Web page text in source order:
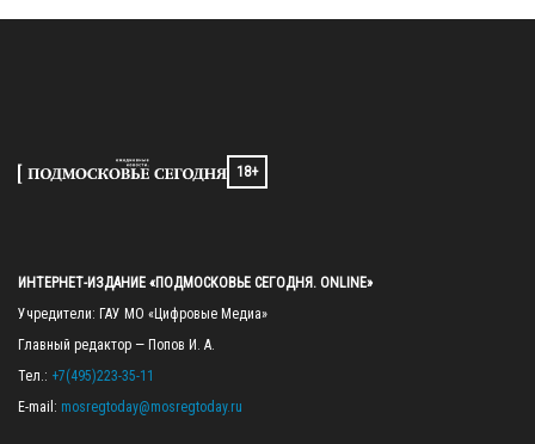
18+
ИНТЕРНЕТ-ИЗДАНИЕ «ПОДМОСКОВЬЕ СЕГОДНЯ. ONLINE»
Учредители: ГАУ МО «Цифровые Медиа»
Главный редактор — Попов И. А.
Тел.: +7(495)223-35-11
E-mail: mosregtoday@mosregtoday.ru